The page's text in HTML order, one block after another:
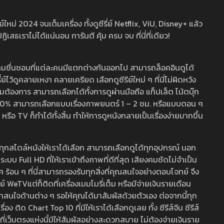
ม่ 2024 จนเต็มเครื่อง ทั้งดูซีรี่ย์ Netflix, ViU, Disney+ แล้ว
เสธเราไม่ได้แน่นอน การันตี คุ้ม ครบ จบ ที่นี่ที่เดียว!
มชื่นชอบที่แต่ละคนมีแตกต่างกันออกไป สามารถล็อคอินดูได้
ว้ดูคลายเหงา คลายเครียด เลือกดูซีรีย์ใหม่ ๆ ที่นี่ไม่ผิดหวัง
งการ สามารถเลือกได้ทั้งการดูผ่านมือถือ แท็ปเล็ต โน้ตบุ๊ก
สามารถเลือกแบบเรื่องภาพยนตร์ 1 – 2 ชม. หรือแบบตอน ๆ
TV ก็ทำได้ทั้งสิ้น ทำให้การดูหนังกลายเป็นเรื่องง่ายมากขึ้น
สไตล์หนังให้เราได้เลือก สามารถเลือกดูได้ทุกอุปกรณ์ นอก
Full HD ที่ให้เราเข้าถึงภาพที่ดีที่สุด เสียงคมชัดไม่จำเป็น
ๆ ร้อน ๆ ที่นี่สามารถรองรับทุกสิ่งที่คุณสนใจอย่างตอบโจทย์ จึง
แต่ก็ติดที่เครื่องเมมโมรี่เต็ม หรือมีจ่ายเงินรายเดือน
นใจด้านต่าง ๆ รอให้คุณได้มาสัมผัสด้วยตัวเอง ต่อจากนี้ทุก
ง ติด Chart Top 10 ที่มีให้เราได้เลือกดูเลย ทั้ง ซีรีส์จีน ซีรีส์
บตรงแห่งนี้มีให้สัมผัสอย่างสะดวกสบาย ไม่ต้องจ่ายเงินราย